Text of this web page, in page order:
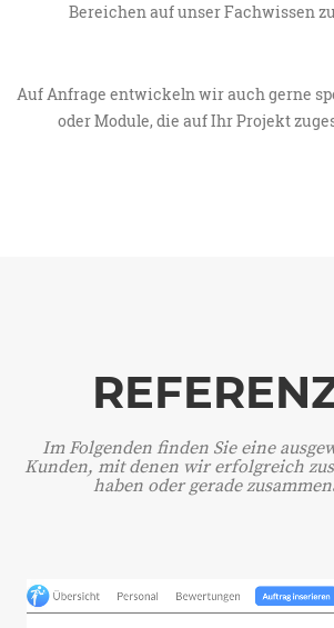
Bereichen auf unser Fachwissen
Auf Anfrage entwickeln wir auch gerne
oder Module, die auf Ihr Projekt
Im Folgenden finden Sie eine
Kunden, mit denen wir erfolgreich
haben oder gerade